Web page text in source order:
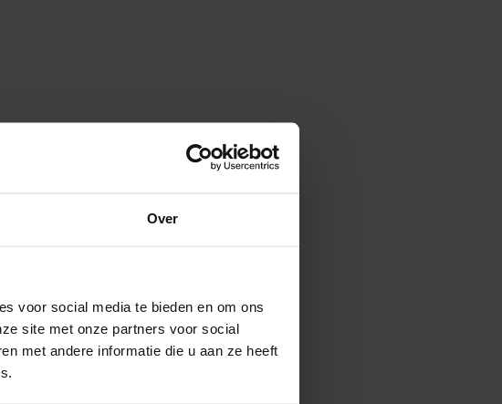
Over
voor social media te bieden en om ons
site met onze partners voor social
met andere informatie die u aan ze heeft